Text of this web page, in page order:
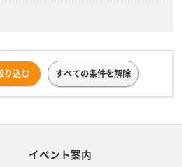
り込む すべての条件を解除
イベント案内